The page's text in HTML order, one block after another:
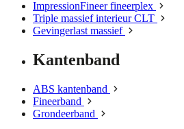
ImpressionFineer fineerplex
Triple massief interieur CLT
Gevingerlast massief
Kantenband
ABS kantenband
Fineerband
Grondeerband